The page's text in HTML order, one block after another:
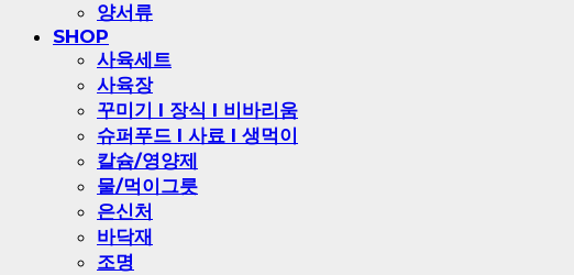
양서류
SHOP
사육세트
사육장
꾸미기 l 장식 l 비바리움
슈퍼푸드 l 사료 l 생먹이
칼슘/영양제
물/먹이그릇
은신처
바닥재
조명